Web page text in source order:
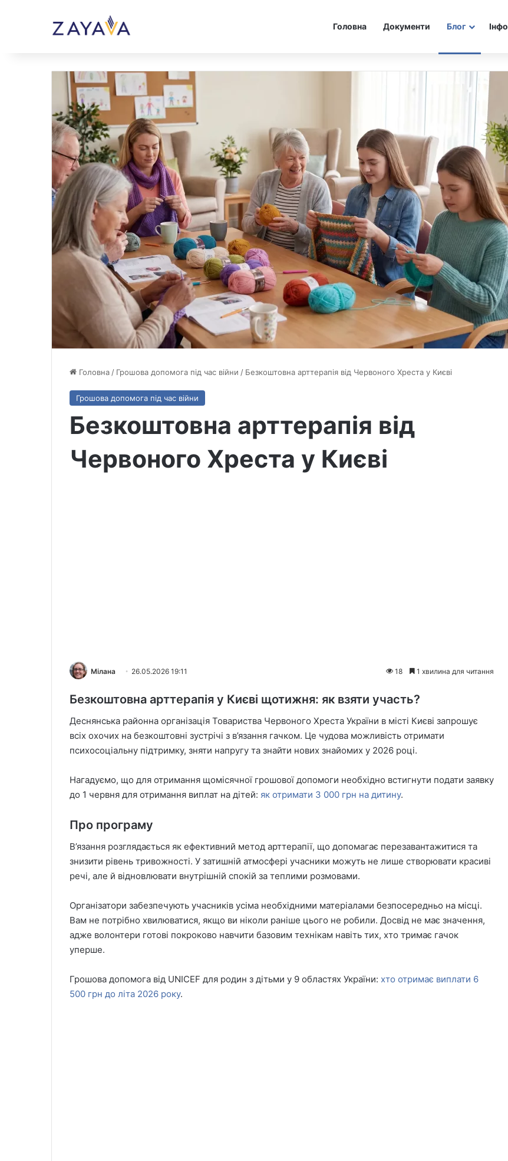
Головна Документи Блог Інфо
Головна / Грошова допомога під час війни / Безкоштовна арттерапія від Червоного Хреста у Києві
Грошова допомога під час війни
Безкоштовна арттерапія від
Червоного Хреста у Києві
Мілана 26.05.2026 19:11 18 1 хвилина для читання
Безкоштовна арттерапія у Києві щотижня: як взяти участь?
Деснянська районна організація Товариства Червоного Хреста України в місті Києві запрошує
всіх охочих на безкоштовні зустрічі з в’язання гачком. Це чудова можливість отримати
психосоціальну підтримку, зняти напругу та знайти нових знайомих у 2026 році.
Нагадуємо, що для отримання щомісячної грошової допомоги необхідно встигнути подати заявку
до 1 червня для отримання виплат на дітей: як отримати 3 000 грн на дитину.
Про програму
В’язання розглядається як ефективний метод арттерапії, що допомагає перезавантажитися та
знизити рівень тривожності. У затишній атмосфері учасники можуть не лише створювати красиві
речі, але й відновлювати внутрішній спокій за теплими розмовами.
Організатори забезпечують учасників усіма необхідними матеріалами безпосередньо на місці.
Вам не потрібно хвилюватися, якщо ви ніколи раніше цього не робили. Досвід не має значення,
адже волонтери готові покроково навчити базовим технікам навіть тих, хто тримає гачок
уперше.
Грошова допомога від UNICEF для родин з дітьми у 9 областях України: хто отримає виплати 6
500 грн до літа 2026 року.